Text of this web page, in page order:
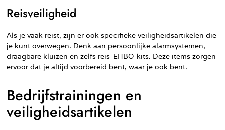
Reisveiligheid
Als je vaak reist, zijn er ook specifieke veiligheidsartikelen die
je kunt overwegen. Denk aan persoonlijke alarmsystemen,
draagbare kluizen en zelfs reis-EHBO-kits. Deze items zorgen
ervoor dat je altijd voorbereid bent, waar je ook bent.
Bedrijfstrainingen en
veiligheidsartikelen